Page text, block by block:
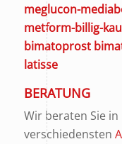
meglucon-
metform-billig-
bimatoprost
latisse
BERATUNG
Wir beraten Sie in
verschiedensten